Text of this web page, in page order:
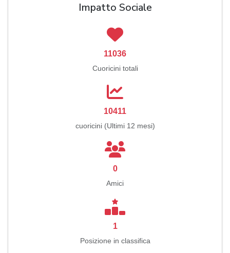
Impatto Sociale
11036
Cuoricini totali
10411
cuoricini (Ultimi 12 mesi)
0
Amici
1
Posizione in classifica